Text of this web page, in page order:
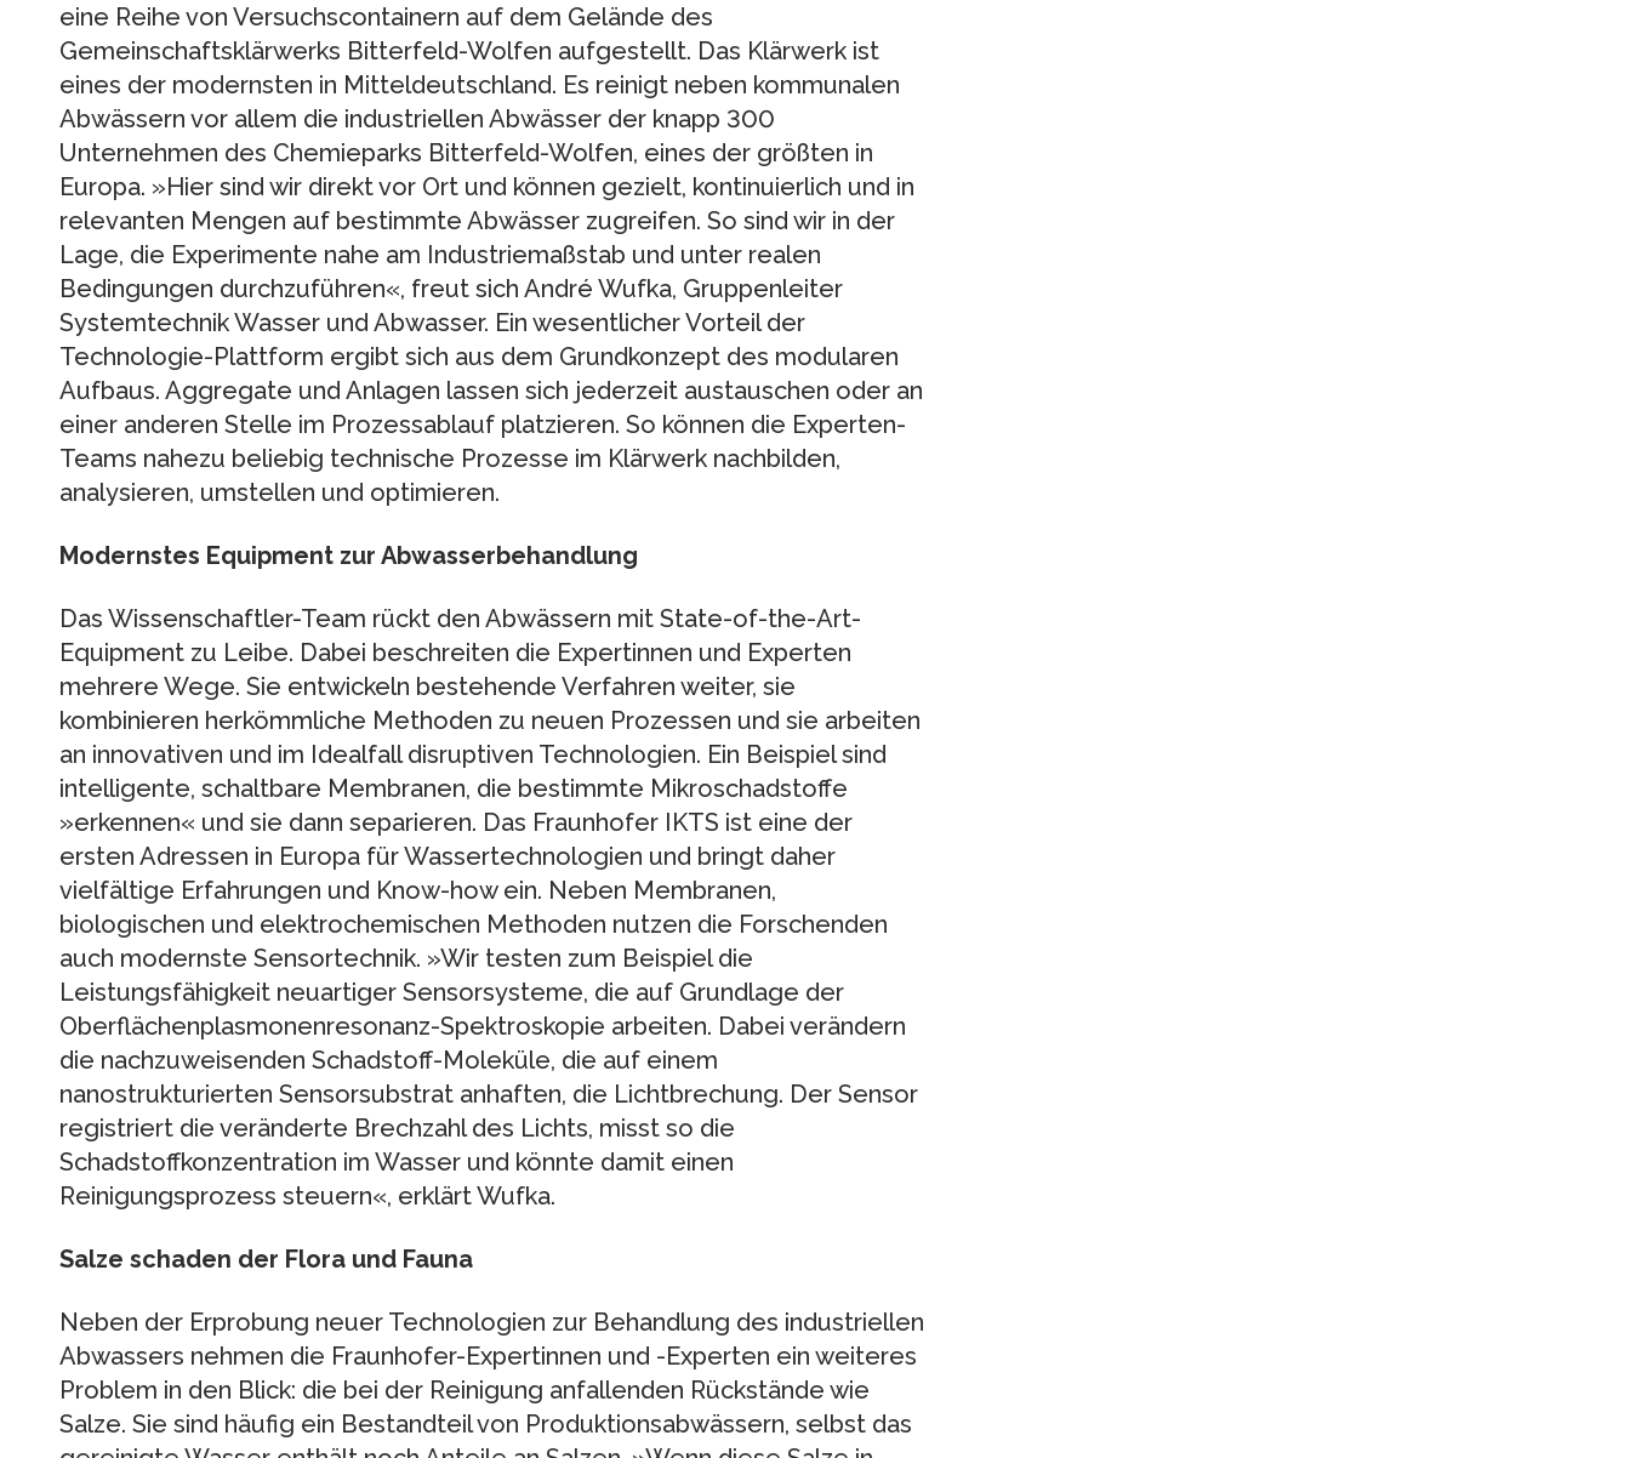
eine Reihe von Versuchscontainern auf dem Gelände des
Gemeinschaftsklärwerks Bitterfeld-Wolfen aufgestellt. Das Klärwerk ist
eines der modernsten in Mitteldeutschland. Es reinigt neben kommunalen
Abwässern vor allem die industriellen Abwässer der knapp 300
Unternehmen des Chemieparks Bitterfeld-Wolfen, eines der größten in
Europa. »Hier sind wir direkt vor Ort und können gezielt, kontinuierlich und in
relevanten Mengen auf bestimmte Abwässer zugreifen. So sind wir in der
Lage, die Experimente nahe am Industriemaßstab und unter realen
Bedingungen durchzuführen«, freut sich André Wufka, Gruppenleiter
Systemtechnik Wasser und Abwasser. Ein wesentlicher Vorteil der
Technologie-Plattform ergibt sich aus dem Grundkonzept des modularen
Aufbaus. Aggregate und Anlagen lassen sich jederzeit austauschen oder an
einer anderen Stelle im Prozessablauf platzieren. So können die Experten-
Teams nahezu beliebig technische Prozesse im Klärwerk nachbilden,
analysieren, umstellen und optimieren.
Modernstes Equipment zur Abwasserbehandlung
Das Wissenschaftler-Team rückt den Abwässern mit State-of-the-Art-
Equipment zu Leibe. Dabei beschreiten die Expertinnen und Experten
mehrere Wege. Sie entwickeln bestehende Verfahren weiter, sie
kombinieren herkömmliche Methoden zu neuen Prozessen und sie arbeiten
an innovativen und im Idealfall disruptiven Technologien. Ein Beispiel sind
intelligente, schaltbare Membranen, die bestimmte Mikroschadstoffe
»erkennen« und sie dann separieren. Das Fraunhofer IKTS ist eine der
ersten Adressen in Europa für Wassertechnologien und bringt daher
vielfältige Erfahrungen und Know-how ein. Neben Membranen,
biologischen und elektrochemischen Methoden nutzen die Forschenden
auch modernste Sensortechnik. »Wir testen zum Beispiel die
Leistungsfähigkeit neuartiger Sensorsysteme, die auf Grundlage der
Oberflächenplasmonenresonanz-Spektroskopie arbeiten. Dabei verändern
die nachzuweisenden Schadstoff-Moleküle, die auf einem
nanostrukturierten Sensorsubstrat anhaften, die Lichtbrechung. Der Sensor
registriert die veränderte Brechzahl des Lichts, misst so die
Schadstoffkonzentration im Wasser und könnte damit einen
Reinigungsprozess steuern«, erklärt Wufka.
Salze schaden der Flora und Fauna
Neben der Erprobung neuer Technologien zur Behandlung des industriellen
Abwassers nehmen die Fraunhofer-Expertinnen und -Experten ein weiteres
Problem in den Blick: die bei der Reinigung anfallenden Rückstände wie
Salze. Sie sind häufig ein Bestandteil von Produktionsabwässern, selbst das